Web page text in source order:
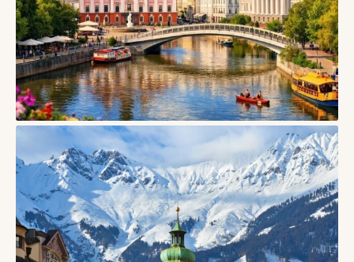
Тарту, Естонія — університетське місто дерев’яних
кварталів і творчого спокою
06/08/2026